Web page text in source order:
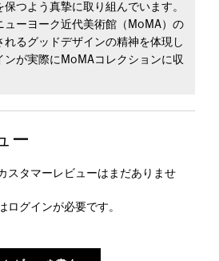
つよう真摯に取り組んでいます。
ューヨーク近代美術館（MoMA）の
れるグッドデザインの精神を体現し
ンが実際にMoMAコレクションに収
ー
スタマーレビューはまだありませ
ログインが必要です。